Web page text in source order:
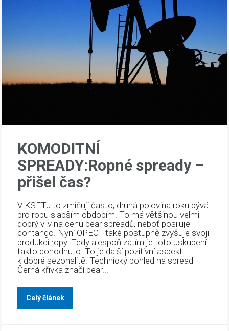
KOMODITNÍ
SPREADY:Ropné spready –
přišel čas?
V KSETu to zmiňuji často, druhá polovina roku bývá
pro ropu slabším obdobím. To má většinou velmi
dobrý vliv na cenu bear spreadů, neboť posiluje
contango. Nyní OPEC+ také postupně zvyšuje svoji
produkci ropy. Tedy alespoň zatím je toto uskupení
takto dohodnuto. To je další pozitivní aspekt
k dobré sezonalitě. Technický pohled na spread
Černá křivka značí bear...
Celý článek